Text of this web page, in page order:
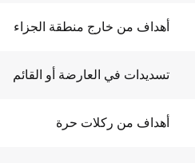
أهداف من خارج منطقة الجزاء
تسديدات في العارضة أو القائم
أهداف من ركلات حرة